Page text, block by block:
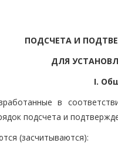
ПОДСЧЕТА И
ДЛЯ
I.
в
подсчета и
(засчитываются):